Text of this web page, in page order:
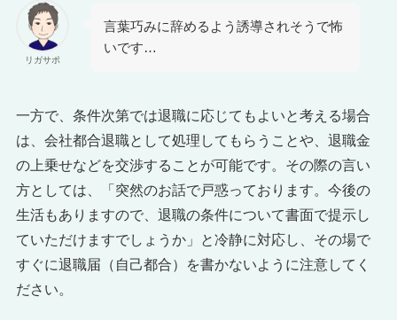
リガサポ
言葉巧みに辞めるよう誘導されそうで怖
いです…
一方で、条件次第では退職に応じてもよいと考える場合
は、会社都合退職として処理してもらうことや、退職金
の上乗せなどを交渉することが可能です。その際の言い
方としては、「突然のお話で戸惑っております。今後の
生活もありますので、退職の条件について書面で提示し
ていただけますでしょうか」と冷静に対応し、その場で
すぐに退職届（自己都合）を書かないように注意してく
ださい。